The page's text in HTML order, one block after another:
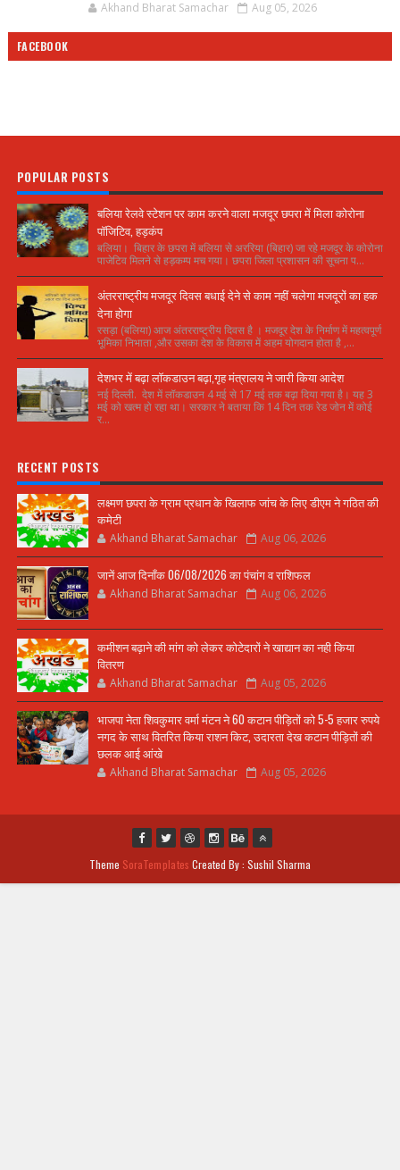
Akhand Bharat Samachar Aug 05, 2026
FACEBOOK
POPULAR POSTS
बलिया रेलवे स्टेशन पर काम करने वाला मजदूर छपरा में मिला कोरोना
पॉजिटिव, हड़कंप
बलिया। बिहार के छपरा में बलिया से अररिया (बिहार) जा रहे मजदूर के कोरोना
पाजेटिव मिलने से हड़कम्प मच गया। छपरा जिला प्रशासन की सूचना प...
अंतरराष्ट्रीय मजदूर दिवस बधाई देने से काम नहीं चलेगा मजदूरों का हक
देना होगा
रसड़ा (बलिया) आज अंतरराष्ट्रीय दिवस है । मजदूर देश के निर्माण में महत्वपूर्ण
भूमिका निभाता ,और उसका देश के विकास में अहम योगदान होता है ,...
देशभर में बढ़ा लॉकडाउन बढ़ा,गृह मंत्रालय ने जारी किया आदेश
नई दिल्ली. देश में लॉकडाउन 4 मई से 17 मई तक बढ़ा दिया गया है। यह 3
मई को खत्म हो रहा था। सरकार ने बताया कि 14 दिन तक रेड जोन में कोई
र...
RECENT POSTS
लक्ष्मण छपरा के ग्राम प्रधान के खिलाफ जांच के लिए डीएम ने गठित की
कमेटी
Akhand Bharat Samachar Aug 06, 2026
जानें आज दिनाँक 06/08/2026 का पंचांग व राशिफल
Akhand Bharat Samachar Aug 06, 2026
कमीशन बढ़ाने की मांग को लेकर कोटेदारों ने खाद्यान का नही किया
वितरण
Akhand Bharat Samachar Aug 05, 2026
भाजपा नेता शिवकुमार वर्मा मंटन ने 60 कटान पीड़ितों को 5-5 हजार रुपये
नगद के साथ वितरित किया राशन किट, उदारता देख कटान पीड़ितों की
छलक आई आंखे
Akhand Bharat Samachar Aug 05, 2026
Theme SoraTemplates Created By : Sushil Sharma